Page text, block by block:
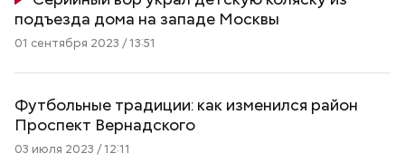
подъезда дома на западе Москвы
01 сентября 2023 / 13:51
Футбольные традиции: как изменился район
Проспект Вернадского
03 июля 2023 / 12:11